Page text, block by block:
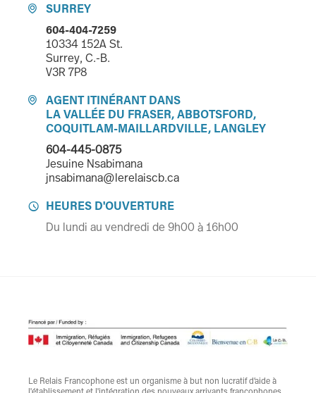

SURREY
604-404-7259
10334 152A St.
Surrey, C.-B.
V3R 7P8

AGENT ITINÉRANT DANS
LA VALLÉE DU FRASER, ABBOTSFORD,
COQUITLAM-MAILLARDVILLE, LANGLEY
604-445-0875
Jesuine Nsabimana
jnsabimana@lerelaiscb.ca

HEURES D'OUVERTURE
Du lundi au vendredi de 9h00 à 16h00
Le Relais Francophone est un organisme à but non lucratif d’aide à